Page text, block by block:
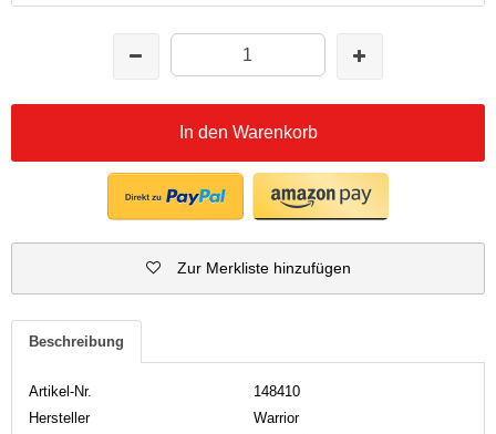
In den Warenkorb
Zur Merkliste hinzufügen
Beschreibung
Artikel-Nr.
148410
Hersteller
Warrior